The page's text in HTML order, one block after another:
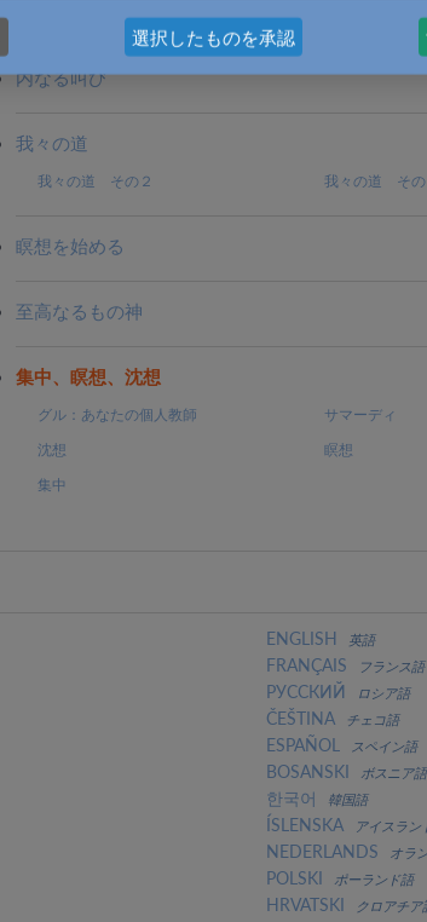
スピリチュアリティー
内なる叫び
我々の道
我々の道 その２ 我々の道 その
瞑想を始める
至高なるもの神
集中、瞑想、沈想
グル：あなたの個人教師
サマーディ
沈想
瞑想
集中
ENGLISH 英語
FRANÇAIS フランス語
РУССКИЙ ロシア語
ČEŠTINA チェコ語
ESPAÑOL スペイン語
BOSANSKI ボスニア語
한국어 韓国語
ÍSLENSKA アイスラン
NEDERLANDS オラ
POLSKI ポーランド語
HRVATSKI クロアチア
選択したものを承認